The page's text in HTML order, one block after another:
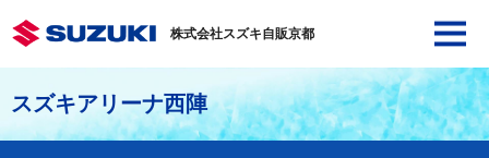
株式会社スズキ自販京都
スズキアリーナ西陣